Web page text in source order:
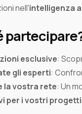
nell'intelligenza
esclusive:
gli esperti:
la vostra rete: Un
per i vostri progetti